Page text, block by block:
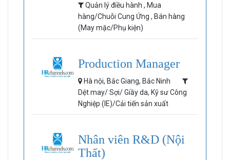
Quản lý điều hành , Mua
hàng/Chuỗi Cung Ứng , Bán hàng
(May mặc/Phụ kiện)
Production Manager
Hà nội, Bắc Giang, Bắc Ninh
Dệt may/ Sợi/ Giầy da, Kỹ sư Công
Nghiệp (IE)/Cải tiến sản xuất
Nhân viên R&D (Nội
Thất)